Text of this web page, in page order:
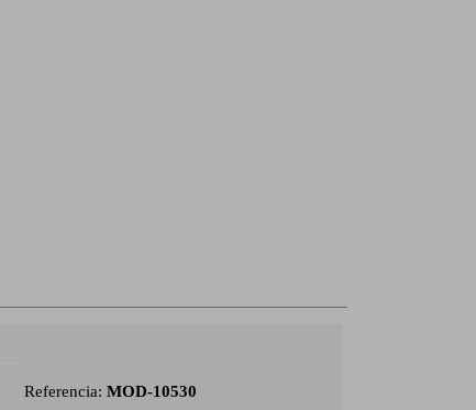
Referencia: MOD-10530